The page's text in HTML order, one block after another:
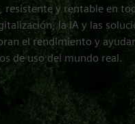
y rentable en
la IA y las
el rendimiento y
de uso del mundo real.